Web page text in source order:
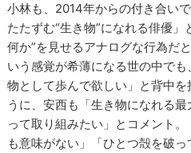
小林も、2014年からの付き合い
たたずむ“生き物”になれる俳優
何か”を見せるアナログな行為だ
いう感覚が希薄になる世の中で
物として歩んで欲しい」と背中
うに、安西も「生き物になれる
って取り組みたい」とコメント
も意味がない」「ひとつ殻を破